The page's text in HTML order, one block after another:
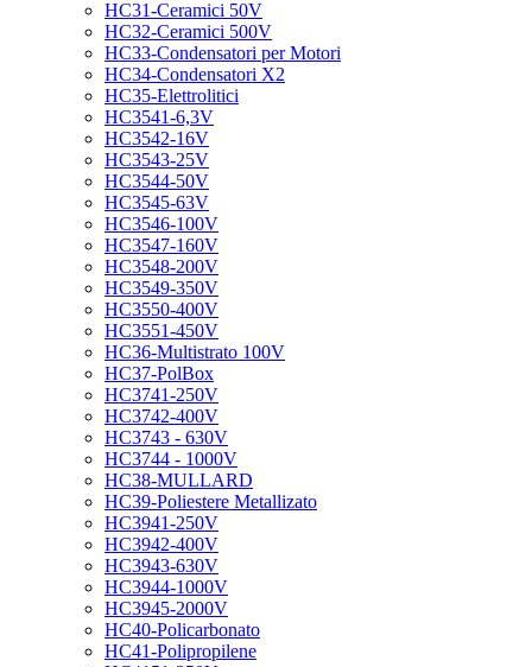
HC31-Ceramici 50V
HC32-Ceramici 500V
HC33-Condensatori per Motori
HC34-Condensatori X2
HC35-Elettrolitici
HC3541-6,3V
HC3542-16V
HC3543-25V
HC3544-50V
HC3545-63V
HC3546-100V
HC3547-160V
HC3548-200V
HC3549-350V
HC3550-400V
HC3551-450V
HC36-Multistrato 100V
HC37-PolBox
HC3741-250V
HC3742-400V
HC3743 - 630V
HC3744 - 1000V
HC38-MULLARD
HC39-Poliestere Metallizato
HC3941-250V
HC3942-400V
HC3943-630V
HC3944-1000V
HC3945-2000V
HC40-Policarbonato
HC41-Polipropilene